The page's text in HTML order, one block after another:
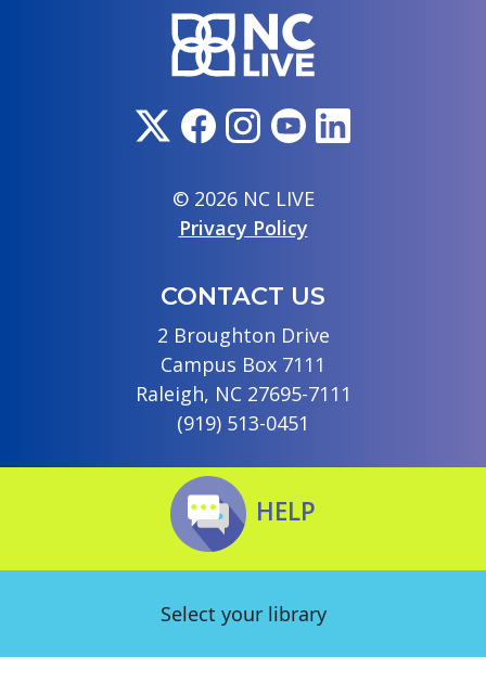
© 2026 NC LIVE
Privacy Policy
CONTACT US
2 Broughton Drive
Campus Box 7111
Raleigh, NC 27695-7111
(919) 513-0451
HELP
Select your library